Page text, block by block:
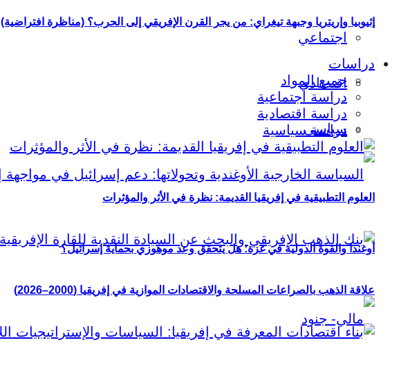
اجتماعي
اقتصادي
سياسي
أوغندا والقوة الدولية في غزة: هل يتحقق وعد موهوزي بحماية إسرائيل؟
إثيوبيا وإريتريا وجبهة تيغراي: من يجر القرن الإفريقي إلى الحرب؟ (مناظرة افتراضية)
دراسات
جميع المواد
دراسة اجتماعية
دراسة اقتصادية
دراسة سياسية
العلوم التطبيقية في إفريقيا القديمة: نظرة في الأثر والمؤثرات
علاقة الذهب بالصراعات المسلحة والاقتصادات الموازية في إفريقيا (2000–2026)